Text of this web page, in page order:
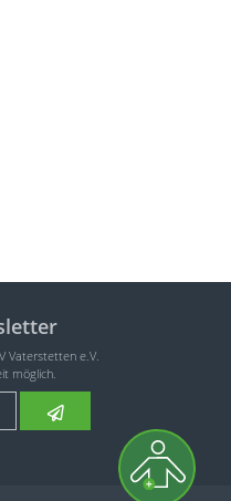
Vaterstetten e.V.
möglich.